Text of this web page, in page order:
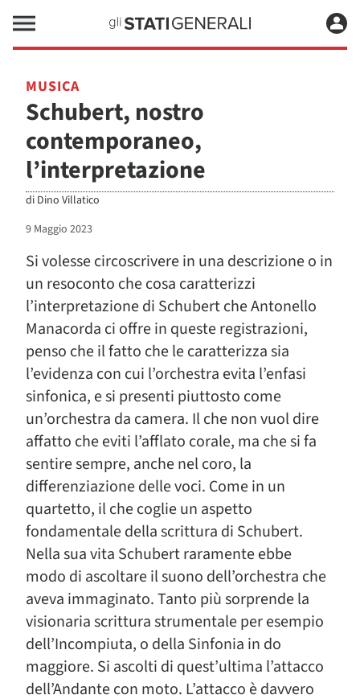
MUSICA
Schubert, nostro
contemporaneo,
l’interpretazione
di Dino Villatico
9 Maggio 2023
Si volesse circoscrivere in una descrizione o in
un resoconto che cosa caratterizzi
l’interpretazione di Schubert che Antonello
Manacorda ci offre in queste registrazioni,
penso che il fatto che le caratterizza sia
l’evidenza con cui l’orchestra evita l’enfasi
sinfonica, e si presenti piuttosto come
un’orchestra da camera. Il che non vuol dire
affatto che eviti l’afflato corale, ma che si fa
sentire sempre, anche nel coro, la
differenziazione delle voci. Come in un
quartetto, il che coglie un aspetto
fondamentale della scrittura di Schubert.
Nella sua vita Schubert raramente ebbe
modo di ascoltare il suono dell’orchestra che
aveva immaginato. Tanto più sorprende la
visionaria scrittura strumentale per esempio
dell’Incompiuta, o della Sinfonia in do
maggiore. Si ascolti di quest’ultima l’attacco
dell’Andante con moto. L’attacco è davvero